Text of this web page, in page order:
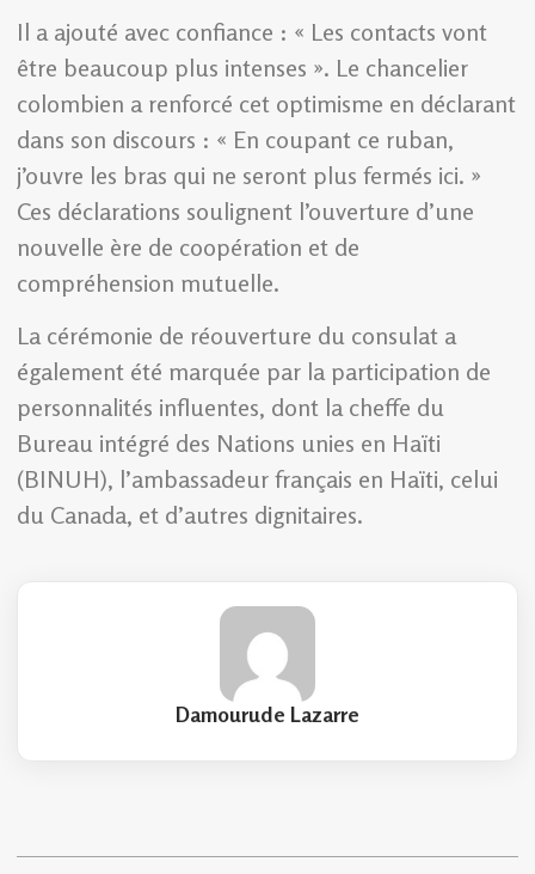
Il a ajouté avec confiance : « Les contacts vont
être beaucoup plus intenses ». Le chancelier
colombien a renforcé cet optimisme en déclarant
dans son discours : « En coupant ce ruban,
j’ouvre les bras qui ne seront plus fermés ici. »
Ces déclarations soulignent l’ouverture d’une
nouvelle ère de coopération et de
compréhension mutuelle.
La cérémonie de réouverture du consulat a
également été marquée par la participation de
personnalités influentes, dont la cheffe du
Bureau intégré des Nations unies en Haïti
(BINUH), l’ambassadeur français en Haïti, celui
du Canada, et d’autres dignitaires.
Damourude Lazarre